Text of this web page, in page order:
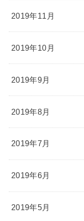
2019年11月
2019年10月
2019年9月
2019年8月
2019年7月
2019年6月
2019年5月